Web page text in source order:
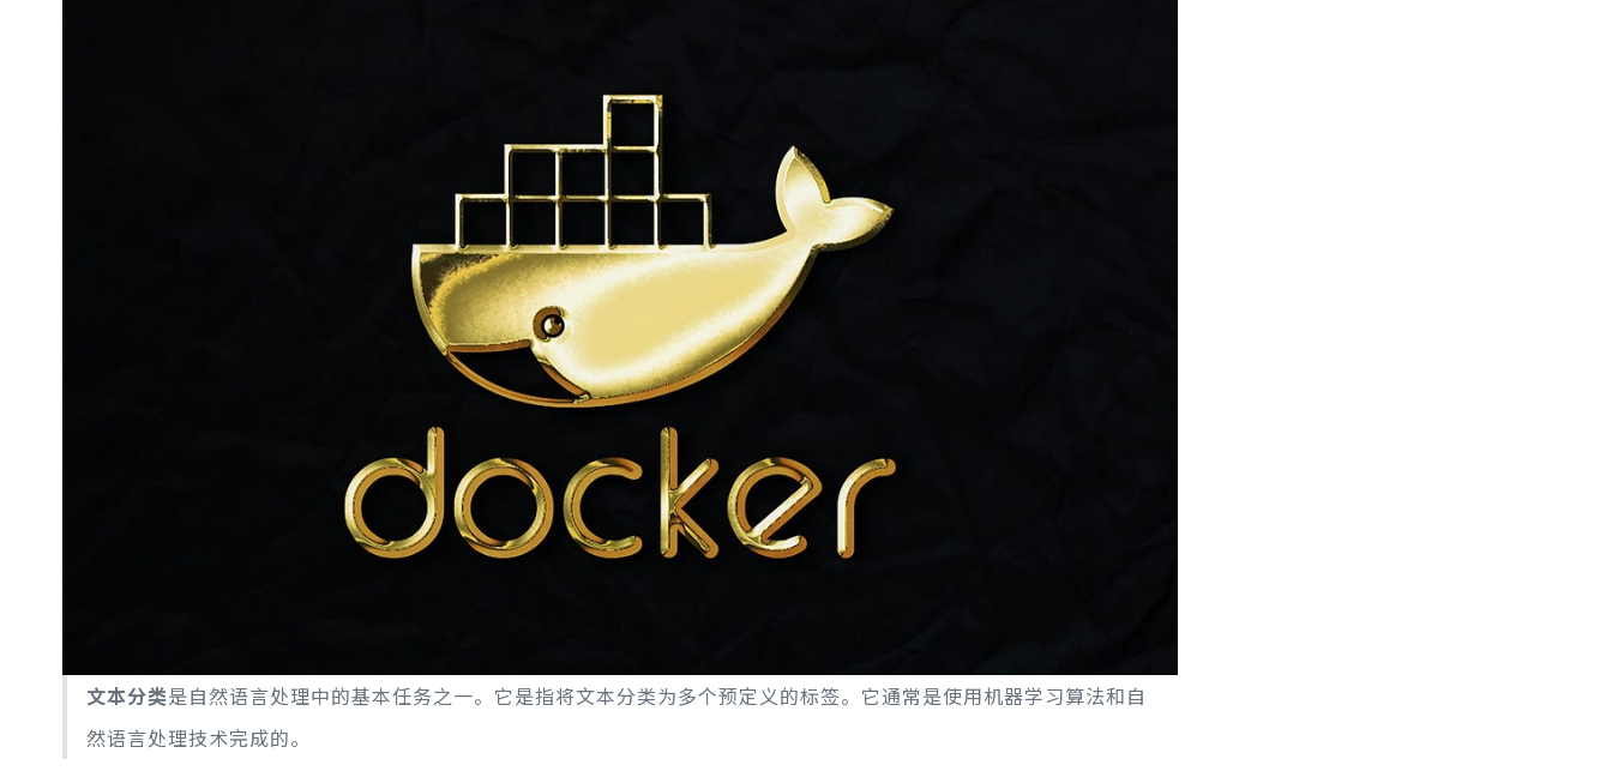
文本分类是自然语言处理中的基本任务之一。它是指将文本分类为多个预定义的标签。它通常是使用机器学习算法和自
然语言处理技术完成的。